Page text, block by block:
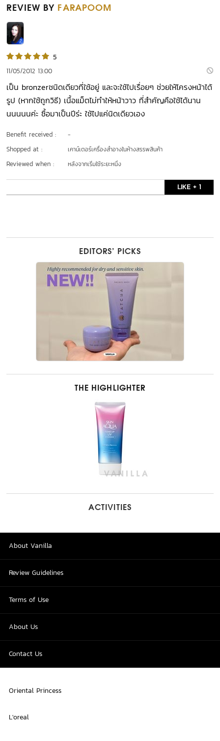
REVIEW BY FARAPOOM
5
11/05/2012 13:00
เป็น bronzerชนิดเดียวที่ใช้อยู่ และจะใช้ไปเรื่อยๆ ช่วยให้โครงหน้าได้
รูป (หากใช้ถูกวิธี) เนื้อแม็ตไม่ทำให้หน้าวาว ที่สำคัญคือใช้ได้นาน
นนนนนค่ะ ซื้อมาเป็นปีร่ะ ใช้ไปแค่นิดเดียวเอง
Benefit received : -
Shopped at : เคาน์เตอร์เครื่องสำอางในห้างสรรพสินค้า
Reviewed when : หลังจากเริ่มใช้ระยะหนึ่ง
LIKE + 1
EDITORS’ PICKS
THE HIGHLIGHTER
ACTIVITIES
About Vanilla
Review Guidelines
Terms of Use
About Us
Contact Us
Oriental Princess
L'oreal